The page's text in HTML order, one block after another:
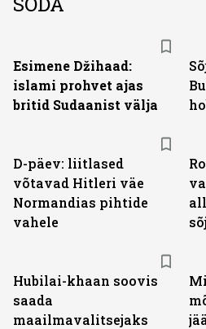
Esimene Džihaad:
islami prohvet ajas
britid Sudaanist välja
D-päev: liitlased
võtavad Hitleri väe
Normandias pihtide
vahele
Hubilai-khaan soovis
saada
maailmavalitsejaks